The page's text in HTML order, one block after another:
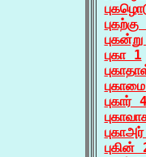
புகா 1
புகார் 4
புகின்